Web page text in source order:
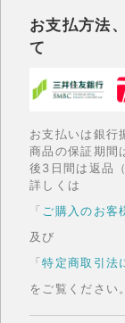
お支払方法
て
お支払いは銀行
商品の保証期間
後3日間は返品
詳しくは
「ご購入のお客
及び
「特定商取引法
をご覧ください。